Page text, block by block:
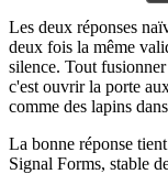
Les deux réponses
deux fois la même
silence. Tout
c'est ouvrir la porte
comme des lapins
La bonne réponse
Signal Forms, stable